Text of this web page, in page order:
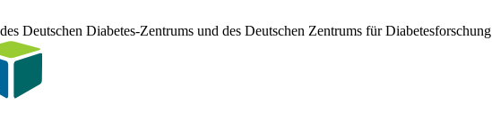
Deutschen Diabetes-Zentrums und des Deutschen Zentrums für Diabetesforschung